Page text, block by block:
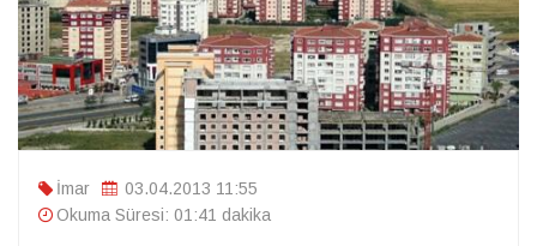
İmar
03.04.2013 11:55
Okuma Süresi: 01:41 dakika